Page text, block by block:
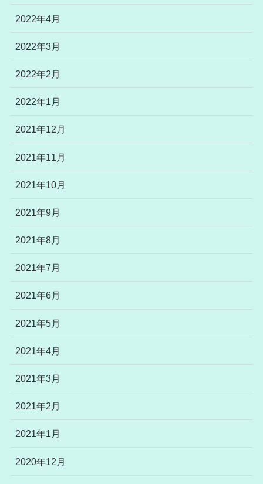
2022年4月
2022年3月
2022年2月
2022年1月
2021年12月
2021年11月
2021年10月
2021年9月
2021年8月
2021年7月
2021年6月
2021年5月
2021年4月
2021年3月
2021年2月
2021年1月
2020年12月